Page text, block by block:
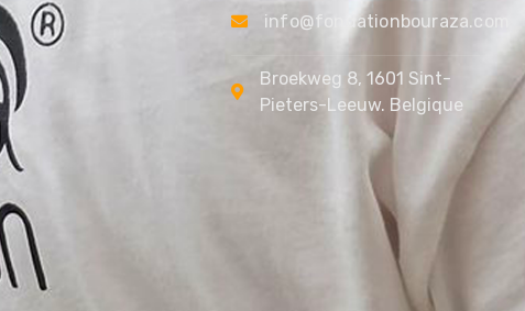
info@fondationbouraza.com
Broekweg 8, 1601 Sint-
Pieters-Leeuw. Belgique